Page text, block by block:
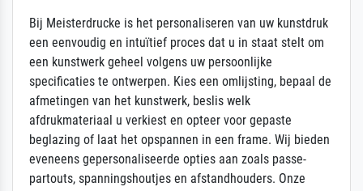
Bij Meisterdrucke is het personaliseren van uw kunstdruk
een eenvoudig en intuïtief proces dat u in staat stelt om
een kunstwerk geheel volgens uw persoonlijke
specificaties te ontwerpen. Kies een omlijsting, bepaal de
afmetingen van het kunstwerk, beslis welk
afdrukmateriaal u verkiest en opteer voor gepaste
beglazing of laat het opspannen in een frame. Wij bieden
eveneens gepersonaliseerde opties aan zoals passe-
partouts, spanningshoutjes en afstandhouders. Onze